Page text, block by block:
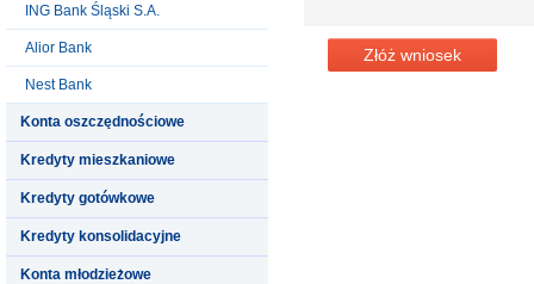
ING Bank Śląski S.A.
Alior Bank
Nest Bank
Konta oszczędnościowe
Kredyty mieszkaniowe
Kredyty gotówkowe
Kredyty konsolidacyjne
Konta młodzieżowe
Złóż wniosek